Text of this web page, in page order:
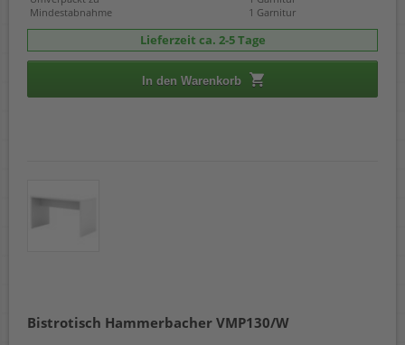
Mindestabnahme
1 Garnitur
Lieferzeit ca. 2-5 Tage
In den Warenkorb
Bistrotisch Hammerbacher VMP130/W